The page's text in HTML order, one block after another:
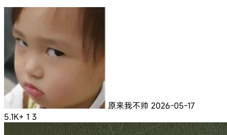
原来我不帅 2026-05-17
5.1K+ 1 3